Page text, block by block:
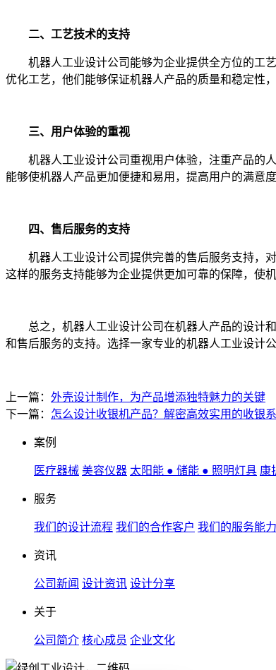
二、工艺技术的支持
机器人工业设计公司能够为企业提供全方位的工艺
优化工艺，他们能够保证机器人产品的质量和稳定性
三、用户体验的重视
机器人工业设计公司重视用户体验，注重产品的人
能够使机器人产品更加便捷和易用，提高用户的满意度
四、售后服务的支持
机器人工业设计公司提供完善的售后服务支持，对
这样的服务支持能够为企业提供更加可靠的保障，使
总之，机器人工业设计公司在机器人产品的设计和
和售后服务的支持。选择一家专业的机器人工业设计
上一篇： 外壳设计制作，为产品增添独特魅力的关键
下一篇： 怎么设计收银机产品？解密高效实用的收银
案例
医疗器械 美容仪器 太阳能 ● 储能 ● 照明灯具 康
服务
我们的设计流程 我们的合作客户 我们的服务能力
资讯
公司新闻 设计资讯 设计分享
关于
公司简介 核心成员 企业文化